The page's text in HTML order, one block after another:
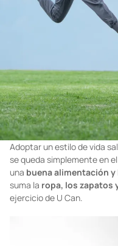
Adoptar un estilo de vida
se queda simplemente en
una buena alimentación
suma la ropa, los zapatos
ejercicio de U Can.